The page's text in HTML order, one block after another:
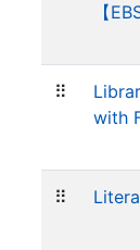
【
⠿
with
⠿